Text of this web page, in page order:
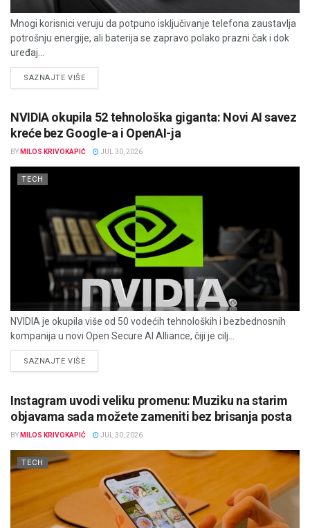
Mnogi korisnici veruju da potpuno isključivanje telefona zaustavlja
potrošnju energije, ali baterija se zapravo polako prazni čak i dok
uređaj...
SAZNAJTE VIŠEDETAILS
NVIDIA okupila 52 tehnološka giganta: Novi AI savez
kreće bez Google-a i OpenAI-ja
BY MILOS KRIVOKAPIĆ JUL 30, 2026
TECH
NVIDIA je okupila više od 50 vodećih tehnoloških i bezbednosnih
kompanija u novi Open Secure AI Alliance, čiji je cilj...
SAZNAJTE VIŠEDETAILS
Instagram uvodi veliku promenu: Muziku na starim
objavama sada možete zameniti bez brisanja posta
BY MILOS KRIVOKAPIĆ JUL 30, 2026
TECH